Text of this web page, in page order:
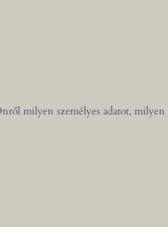
milyen személyes adatot, milyen